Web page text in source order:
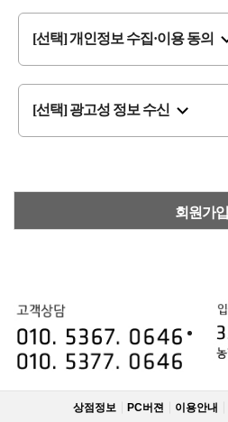
[선택] 개인정보 수집·이용 동의
[선택] 광고성 정보 수신
회원가입
상점정보 PC버젼 이용안내